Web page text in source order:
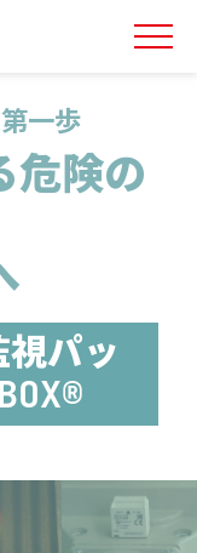
一歩
危険の
パッ